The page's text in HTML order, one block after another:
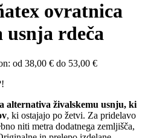
ovratnica
usnja rdeča
od 38,00 € do 53,00 €
alternativa živalskemu usnju, ki
, ki ostajajo po žetvi. Za pridelavo
niti metra dodatnega zemljišča,